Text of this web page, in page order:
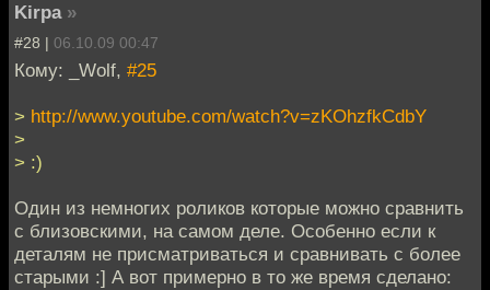
Kirpa »
#28 | 06.10.09 00:47
Кому: _Wolf, #25
> http://www.youtube.com/watch?v=zKOhzfkCdbY
>
> :)
Один из немногих роликов которые можно сравнить
с близовскими, на самом деле. Особенно если к
деталям не присматриваться и сравнивать с более
старыми :] А вот примерно в то же время сделано: